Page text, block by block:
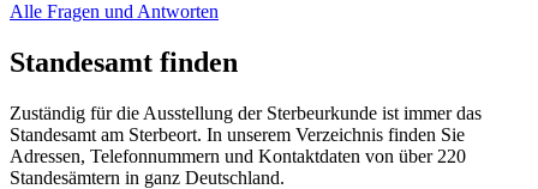
Alle Fragen und Antworten
Standesamt finden
Zuständig für die Ausstellung der Sterbeurkunde ist immer das
Standesamt am Sterbeort. In unserem Verzeichnis finden Sie
Adressen, Telefonnummern und Kontaktdaten von über 220
Standesämtern in ganz Deutschland.